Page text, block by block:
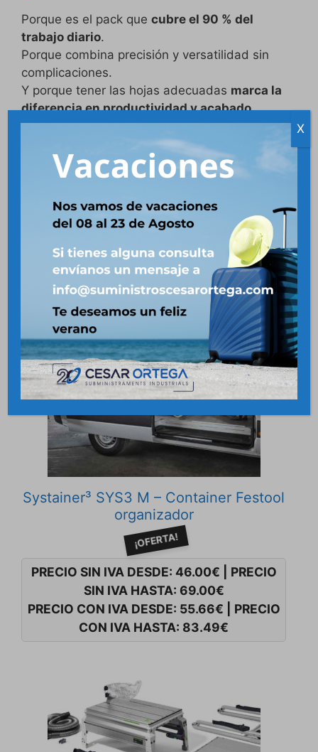
Porque es el pack que cubre el 90 % del
trabajo diario.
Porque combina precisión y versatilidad sin
complicaciones.
Y porque tener las hojas adecuadas marca la
diferencia en productividad y acabado.
Un set esencial para quien trabaja la
madera en serio.
Systainer³ SYS3 M – Container Festool
organizador
¡OFERTA!
PRECIO SIN IVA DESDE: 46.00€
PRECIO
SIN IVA HASTA: 69.00€
PRECIO CON IVA DESDE: 55.66€
PRECIO
CON IVA HASTA: 83.49€
X